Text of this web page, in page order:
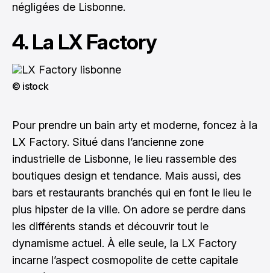
négligées de Lisbonne.
4. La LX Factory
© istock
Pour prendre un bain arty et moderne, foncez à la
LX Factory. Situé dans l’ancienne zone
industrielle de Lisbonne, le lieu rassemble des
boutiques design et tendance. Mais aussi, des
bars et restaurants branchés qui en font le lieu le
plus hipster de la ville. On adore se perdre dans
les différents stands et découvrir tout le
dynamisme actuel. À elle seule, la LX Factory
incarne l’aspect cosmopolite de cette capitale